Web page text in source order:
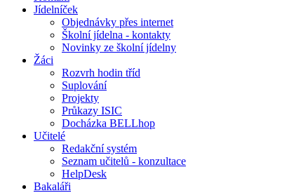
Jídelníček
Objednávky přes internet
Školní jídelna - kontakty
Novinky ze školní jídelny
Žáci
Rozvrh hodin tříd
Suplování
Projekty
Průkazy ISIC
Docházka BELLhop
Učitelé
Redakční systém
Seznam učitelů - konzultace
HelpDesk
Bakaláři